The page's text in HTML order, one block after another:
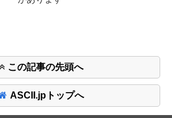
この記事の先頭へ
ASCII.jpトップへ